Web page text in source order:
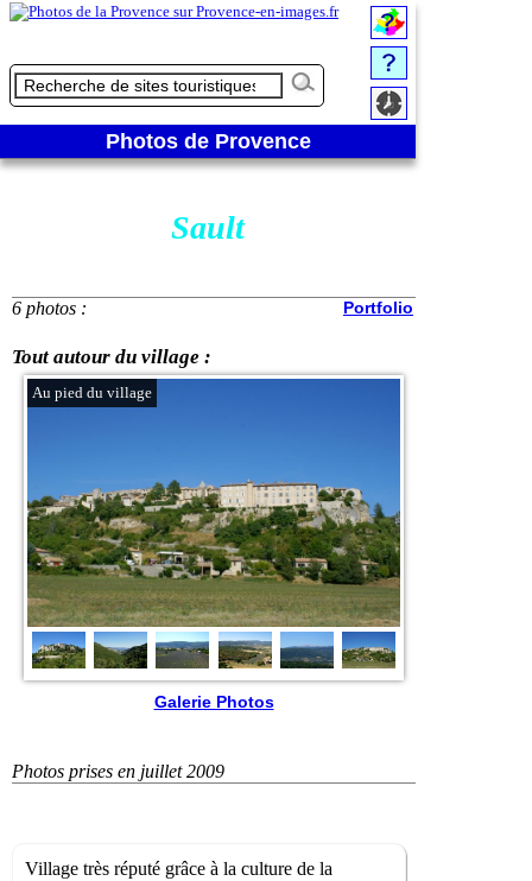
Photos de Provence
Sault
6 photos : Portfolio
Tout autour du village :
Au pied du village
Galerie Photos
Photos prises en juillet 2009
Village très réputé grâce à la culture de la